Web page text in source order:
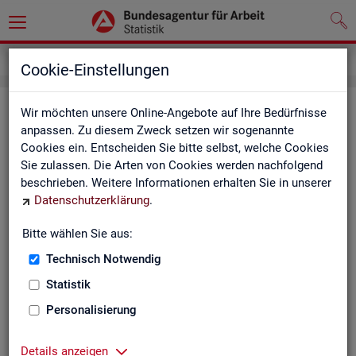
Cookie-Einstellungen
Wir möchten unsere Online-Angebote auf Ihre Bedürfnisse
anpassen. Zu diesem Zweck setzen wir sogenannte
Cookies ein. Entscheiden Sie bitte selbst, welche Cookies
Sie zulassen. Die Arten von Cookies werden nachfolgend
beschrieben. Weitere Informationen erhalten Sie in unserer
Datenschutzerklärung.
Bitte wählen Sie aus:
Technisch Notwendig
Statistik
Personalisierung
Details anzeigen
Kon­takt
Nut­zen Sie die Mög­lich­keit mit uns in Kon­takt zu tre­ten!
Sie haben Fra­gen zum An­ge­bot?
Sie be­nö­ti­gen auf Ihre Fra­ge­stel­lung zu­ge­schnit­te­ne Son­der­
Ihr Sta­tis­tik-Ser­vice hilft Ihnen wei­ter!
Zen­tra­ler Sta­tis­tik-Ser­vice